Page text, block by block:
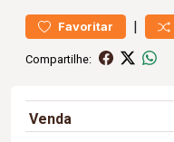
Favoritar |
Compartilhe:
Venda